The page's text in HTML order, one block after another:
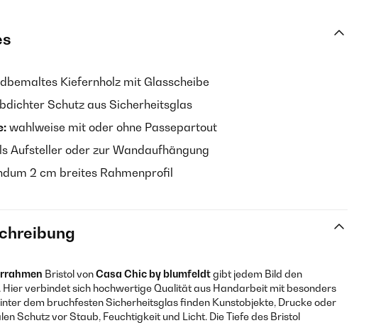
Kiefernholz mit Glasscheibe
Schutz aus Sicherheitsglas
wahlweise mit oder ohne Passepartout
Aufsteller oder zur Wandaufhängung
2 cm breites Rahmenprofil
Bristol vonCasa Chic by blumfeldtgibt jedem Bild den
Hier verbindet sich hochwertige Qualität aus Handarbeit mit besonders
dem bruchfesten Sicherheitsglas finden Kunstobjekte, Drucke oder
Schutz vor Staub, Feuchtigkeit und Licht. Die Tiefe des Bristol